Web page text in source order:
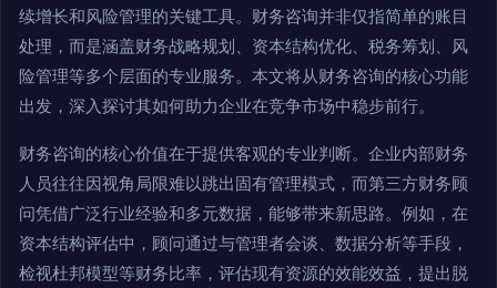
续增长和风险管理的关键工具。财务咨询并非仅指简单的账目
处理，而是涵盖财务战略规划、资本结构优化、税务筹划、风
险管理等多个层面的专业服务。本文将从财务咨询的核心功能
出发，深入探讨其如何助力企业在竞争市场中稳步前行。
财务咨询的核心价值在于提供客观的专业判断。企业内部财务
人员往往因视角局限难以跳出固有管理模式，而第三方财务顾
问凭借广泛行业经验和多元数据，能够带来新思路。例如，在
资本结构评估中，顾问通过与管理者会谈、数据分析等手段，
检视杜邦模型等财务比率，评估现有资源的效能效益，提出脱